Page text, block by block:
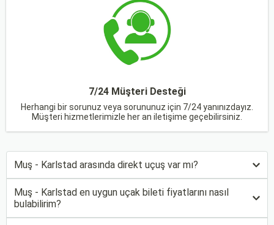
7/24 Müşteri Desteği
Herhangi bir sorunuz veya sorununuz için 7/24 yanınızdayız.
Müşteri hizmetlerimizle her an iletişime geçebilirsiniz.
Muş - Karlstad arasında direkt uçuş var mı?
Muş - Karlstad en uygun uçak bileti fiyatlarını nasıl
bulabilirim?